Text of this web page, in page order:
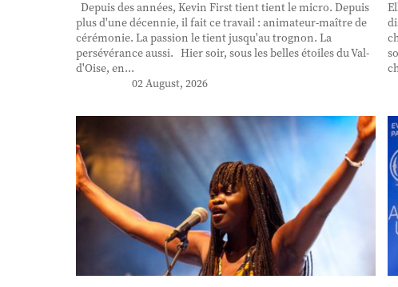
Depuis des années, Kevin First tient tient le micro. Depuis
plus d'une décennie, il fait ce travail : animateur-maître de
cérémonie. La passion le tient jusqu'au trognon. La
persévérance aussi. Hier soir, sous les belles étoiles du Val-
d'Oise, en...
02 August, 2026